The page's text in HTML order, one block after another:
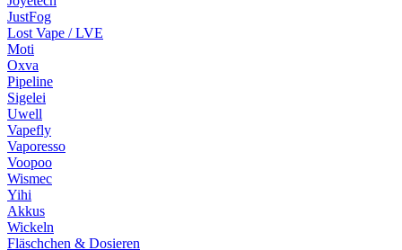
JustFog
Lost Vape / LVE
Moti
Oxva
Pipeline
Sigelei
Uwell
Vapefly
Vaporesso
Voopoo
Wismec
Yihi
Akkus
Wickeln
Fläschchen & Dosieren